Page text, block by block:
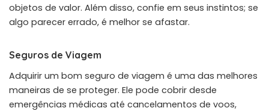
objetos de valor. Além disso, confie em seus instintos; se
algo parecer errado, é melhor se afastar.
Seguros de Viagem
Adquirir um bom seguro de viagem é uma das melhores
maneiras de se proteger. Ele pode cobrir desde
emergências médicas até cancelamentos de voos,